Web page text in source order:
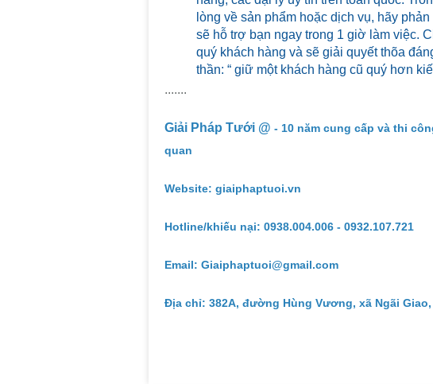
lòng về sản phẩm hoặc dịch vụ, hãy
sẽ hỗ trợ bạn ngay trong 1 giờ làm việc.
quý khách hàng và sẽ giải quyết thõa
thần: “ giữ một khách hàng cũ quý hơn
.......
Giải Pháp Tưới @ - 10 năm cung cấp và thi
quan
Website: giaiphaptuoi.vn
Hotline/khiếu nại: 0938.004.006 - 0932.107.721
Email: Giaiphaptuoi@gmail.com
Địa chỉ: 382A, đường Hùng Vương, xã Ngãi